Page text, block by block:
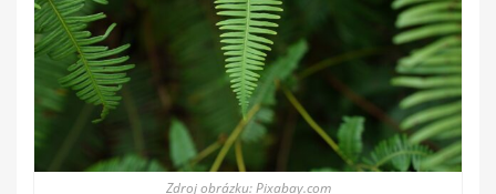
Zdroj obrázku: Pixabay.com